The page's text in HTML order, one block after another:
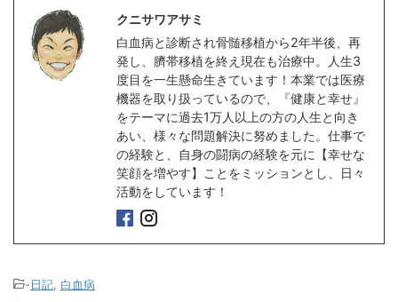
クニサワアサミ
白血病と診断され骨髄移植から2年半後、再
発し、臍帯移植を終え現在も治療中。人生3
度目を一生懸命生きています！本業では医療
機器を取り扱っているので、『健康と幸せ』
をテーマに過去1万人以上の方の人生と向き
あい、様々な問題解決に努めました。仕事で
の経験と、自身の闘病の経験を元に【幸せな
笑顔を増やす】ことをミッションとし、日々
活動をしています！
-日記 白血病